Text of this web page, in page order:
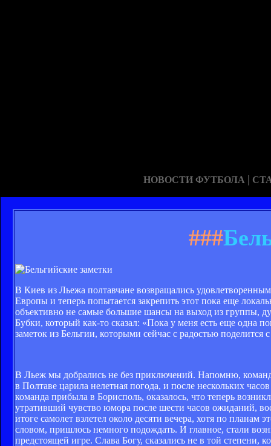
НОВОСТИ ФУТБОЛА |
###
В Киев из Льежа полтавчане возвращались
Европы и теперь попытается закрепить этот пока еще
объективно не самые большие шансы на выход из группы,
Бубки, который как-то сказал: «Пока у меня есть еще одна
заметок из Бельгии, которыми сейчас с радостью поделится
В Льеж мы добрались не без приключений. Напомню,
в Полтаве царила нелетная погода, и после нескольких
команда прибыла в Борисполь, оказалось, что теперь
утративший чувство юмора после шести часов ожиданий,
итоге самолет взлетел около десяти вечера, хотя по
словом, пришлось немного подождать. И главное, стали
предстоящей игре. Слава Богу, сказались не в той степени,